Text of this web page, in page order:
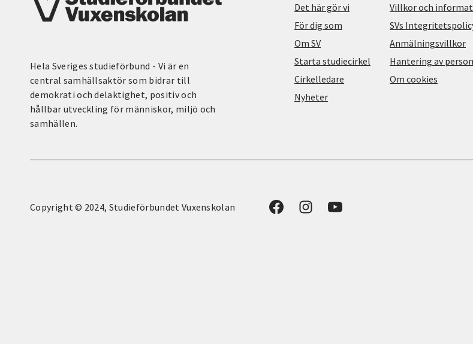
Hela Sveriges studieförbund - Vi är en
central samhällsaktör som bidrar till
demokrati och delaktighet, positiv och
hållbar utveckling för människor, miljö och
samhällen.
Det här gör vi
För dig som
Om SV
Starta studiecirkel
Cirkelledare
Nyheter
Villkor och
SVs
Anmälningsvillkor
Hantering av
Om cookies
Copyright © 2024, Studieförbundet Vuxenskolan